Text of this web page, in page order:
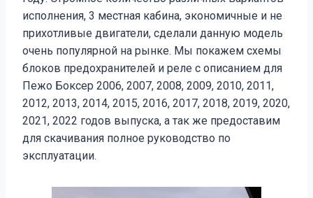
исполнения, 3 местная кабина, экономичные и не
прихотливые двигатели, сделали данную модель
очень популярной на рынке. Мы покажем схемы
блоков предохранителей и реле с описанием для
Пежо Боксер 2006, 2007, 2008, 2009, 2010, 2011,
2012, 2013, 2014, 2015, 2016, 2017, 2018, 2019, 2020,
2021, 2022 годов выпуска, а так же предоставим
для скачивания полное руководство по
эксплуатации.